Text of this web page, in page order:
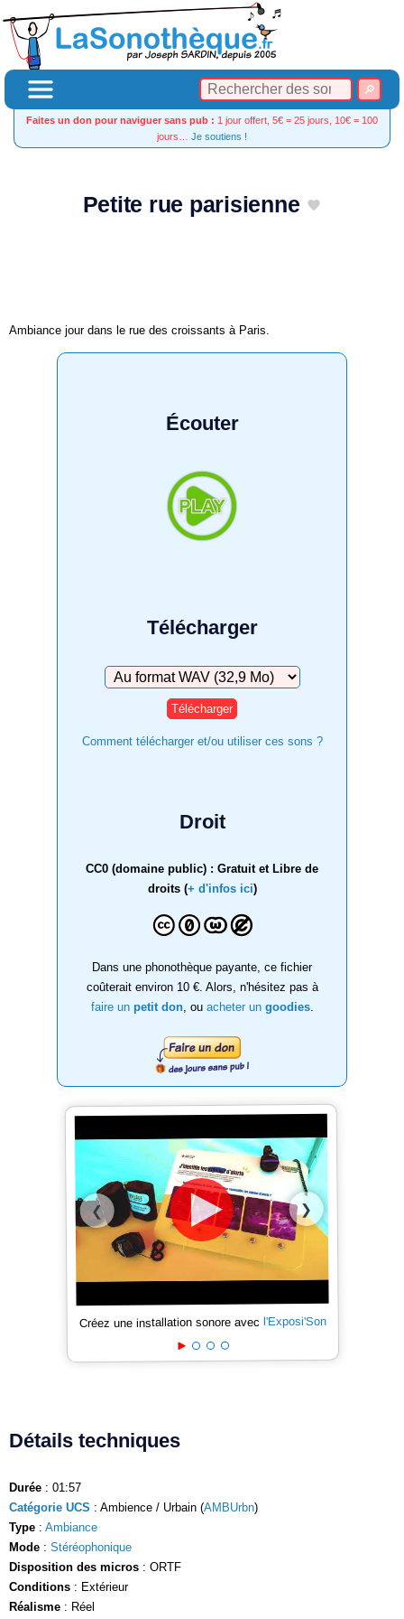
Faites un don pour naviguer sans pub : 1 jour offert, 5€ = 25 jours, 10€ = 100
jours… Je soutiens !
Petite rue parisienne
Ambiance jour dans le rue des croissants à Paris.
Écouter
Télécharger
Télécharger
Comment télécharger et/ou utiliser ces sons ?
Droit
CC0 (domaine public) : Gratuit et Libre de
droits (+ d'infos ici)
Dans une phonothèque payante, ce fichier
coûterait environ 10 €. Alors, n'hésitez pas à
faire un petit don, ou acheter un goodies.
❮ ❯
Créez une installation sonore avec l'Exposi'Son
Détails techniques
Durée : 01:57
Catégorie UCS : Ambience / Urbain (AMBUrbn)
Type : Ambiance
Mode : Stéréophonique
Disposition des micros : ORTF
Conditions : Extérieur
Réalisme : Réel